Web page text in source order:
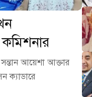
আয়েশা আক্তার
ক্যাডারে